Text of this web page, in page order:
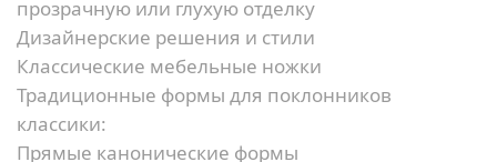
прозрачную или глухую отделку
Дизайнерские решения и стили
Классические мебельные ножки
Традиционные формы для поклонников
классики:
Прямые канонические формы